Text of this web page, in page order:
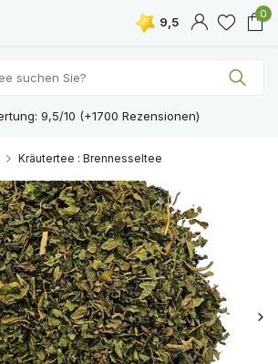
9,5
0
9,5/10 (+1700 Rezensionen)
Kräutertee : Brennesseltee